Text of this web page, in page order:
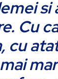
si
Cu
cu